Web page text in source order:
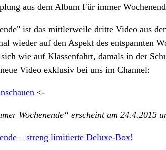
aus dem Album Für immer
ist das mittlerweile dritte Video aus
wieder auf den Aspekt des entspannten
wie auf Klassenfahrt, damals in der
Video exklusiv bei uns im Channel:
<-
Wochenende“ erscheint am 24.4.2015
– streng limitierte Deluxe-Box!